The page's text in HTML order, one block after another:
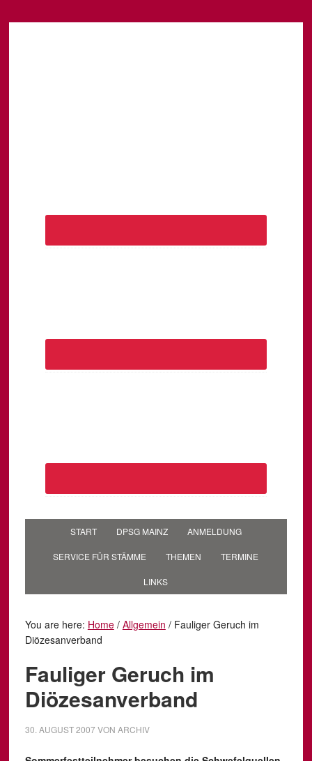
START DPSG MAINZ ANMELDUNG
SERVICE FÜR STÄMME THEMEN TERMINE
LINKS
You are here: Home / Allgemein /Fauliger Geruch im
Diözesanverband
Fauliger Geruch im
Diözesanverband
30. AUGUST 2007VON ARCHIV